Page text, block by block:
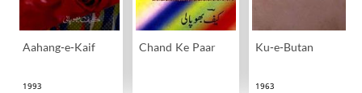
Aahang-e-Kaif
1993
Chand Ke Paar Ku-e-Butan
1963